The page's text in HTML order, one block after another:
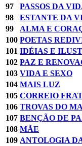
97
PASSOS DA
98
ESTANTE DA
99
ALMA E
100 POETAS
101 IDÉIAS E
102 PAZ E
103 VIDA E SEXO
104 MAIS LUZ
105 CORREIO
106 TROVAS DO
107 BENÇÃO DE
108 MÃE
109 ANTOLOGIA